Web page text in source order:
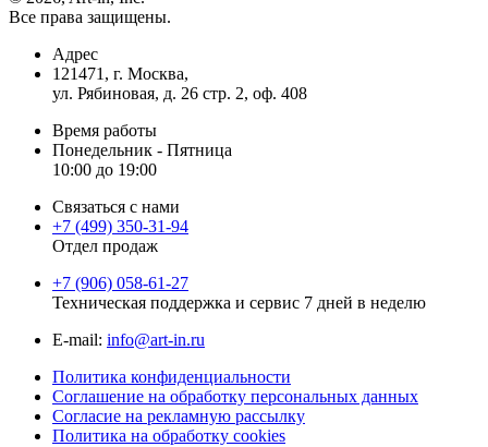
Все права защищены.
Адрес
121471, г. Москва,
ул. Рябиновая, д. 26 стр. 2, оф. 408
Время работы
Понедельник - Пятница
10:00 до 19:00
Связаться с нами
+7 (499) 350-31-94
Отдел продаж
+7 (906) 058-61-27
Техническая поддержка и сервис 7 дней в неделю
Е-mail: info@art-in.ru
Политика конфиденциальности
Соглашение на обработку персональных данных
Согласие на рекламную рассылку
Политика на обработку cookies